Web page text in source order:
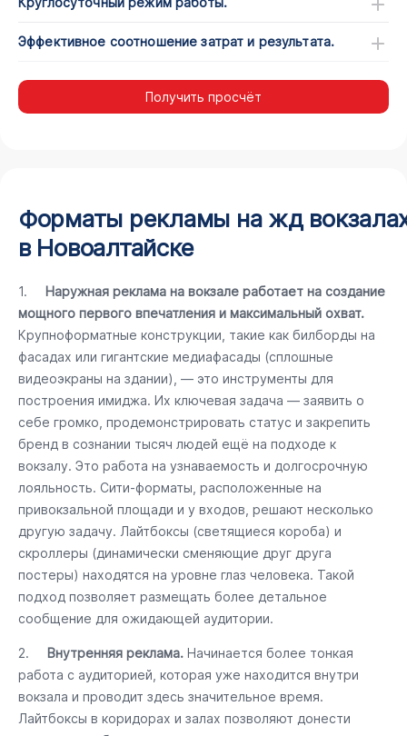
Эффективное соотношение затрат и результата.
Получить просчёт
Форматы рекламы на жд
в Новоалтайске
1. Наружная реклама на вокзале работает на создание
мощного первого впечатления и максимальный охват.
Крупноформатные конструкции, такие как билборды на
фасадах или гигантские медиафасады (сплошные
видеоэкраны на здании), — это инструменты для
построения имиджа. Их ключевая задача — заявить о
себе громко, продемонстрировать статус и закрепить
бренд в сознании тысяч людей ещё на подходе к
вокзалу. Это работа на узнаваемость и долгосрочную
лояльность. Сити-форматы, расположенные на
привокзальной площади и у входов, решают несколько
другую задачу. Лайтбоксы (светящиеся короба) и
скроллеры (динамически сменяющие друг друга
постеры) находятся на уровне глаз человека. Такой
подход позволяет размещать более детальное
сообщение для ожидающей аудитории.
2. Внутренняя реклама. Начинается более тонкая
работа с аудиторией, которая уже находится внутри
вокзала и проводит здесь значительное время.
Лайтбоксы в коридорах и залах позволяют донести